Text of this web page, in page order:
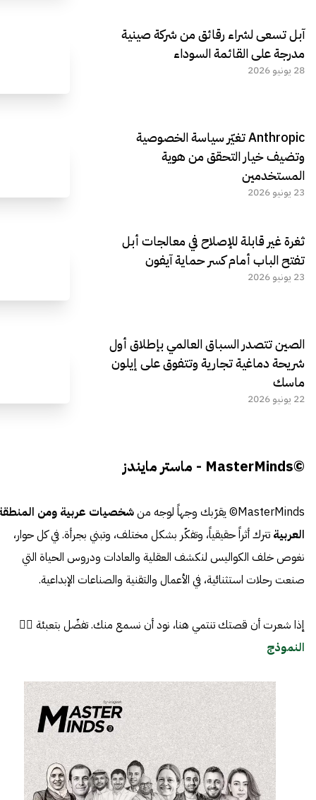
آبل تسعى لشراء رقائق من شركة صينية
مدرجة على القائمة السوداء
28 يونيو 2026
Anthropic تغيّر سياسة الخصوصية
وتضيف خيار التحقق من هوية
المستخدمين
23 يونيو 2026
ثغرة غير قابلة للإصلاح في معالجات أبل
تفتح الباب أمام كسر حماية آيفون
23 يونيو 2026
الصين تتصدر السباق العالمي بإطلاق أول
شريحة دماغية تجارية وتتفوق على إيلون
ماسك
22 يونيو 2026
©MasterMinds - ماستر مايندز
MasterMinds© يقرّبك وجهاً لوجه من
شخصيات عربية ومن
العربية تترك أثراً حقيقياً، وتفكّر بشكل مختلف، وتبني بجرأة. في كل حوار،
نغوص خلف الكواليس لنكشف العقلية والعادات ودروس الحياة التي
صنعت رحلات استثنائية، في الأعمال والتقنية والصناعات الإبداعية.
إذا شعرت أن قصتك تنتمي هنا، نود أن نسمع منك. تفضّل بتعبئة 👈🏼
النموذج